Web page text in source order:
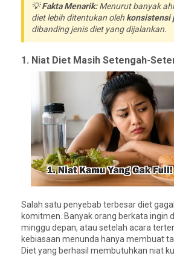
💡Fakta Menarik:Menurut banyak
diet lebih ditentukan oleh konsistensi
dibanding jenis diet yang dijalankan.
1. Niat Diet Masih Setengah-
Salah satu penyebab terbesar diet
komitmen. Banyak orang berkata ingin
minggu depan, atau setelah acara
kebiasaan menunda hanya membuat
Diet yang berhasil membutuhkan niat